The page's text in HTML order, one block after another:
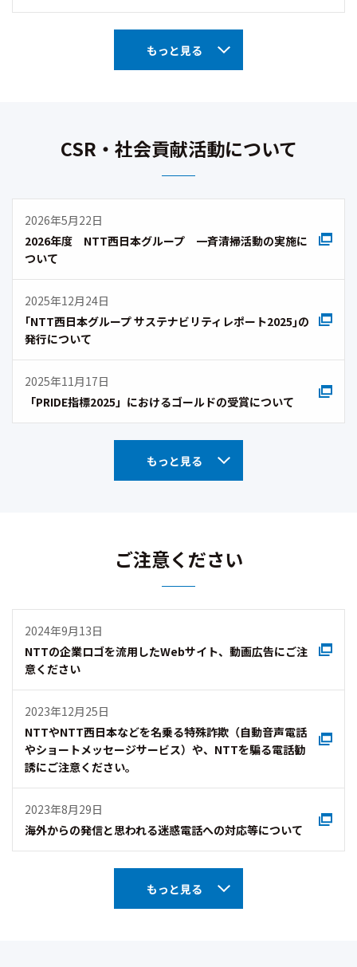
もっと見る
CSR・社会貢献活動について
2026年5月22日
2026年度 NTT西日本グループ 一斉清掃活動の実施に
ついて
2025年12月24日
｢NTT西日本グループ サステナビリティレポート2025｣の
発行について
2025年11月17日
「PRIDE指標2025」におけるゴールドの受賞について
もっと見る
ご注意ください
2024年9月13日
NTTの企業ロゴを流用したWebサイト、動画広告にご注
意ください
2023年12月25日
NTTやNTT西日本などを名乗る特殊詐欺（自動音声電話
やショートメッセージサービス）や、NTTを騙る電話勧
誘にご注意ください。
2023年8月29日
海外からの発信と思われる迷惑電話への対応等について
もっと見る